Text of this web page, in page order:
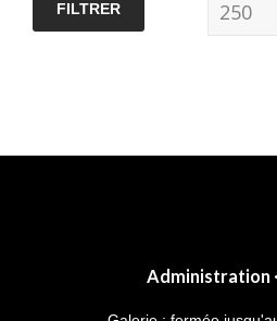
FILTRER
Administration